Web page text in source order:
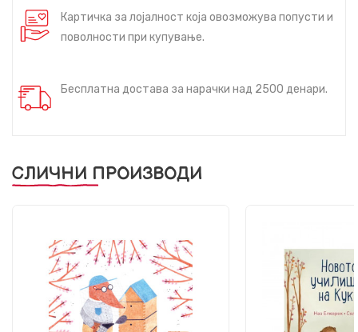
Картичка за лојалност која овозможува попусти и
поволности при купување.
Бесплатна достава за нарачки над 2500 денари.
СЛИЧНИ ПРОИЗВОДИ